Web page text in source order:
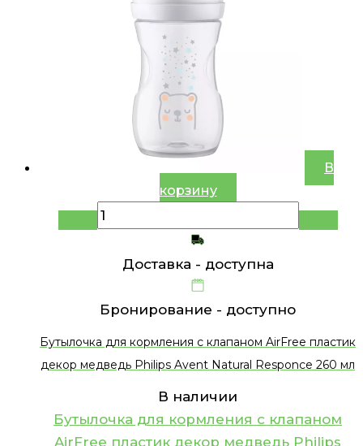
В
корзину
Доставка - доступна
Бронирование - доступно
Бутылочка для кормления с клапаном AirFree пластик
декор медведь Philips Avent Natural Responce 260 мл
В наличии
Бутылочка для кормления с клапаном
AirFree пластик декор медведь Philips